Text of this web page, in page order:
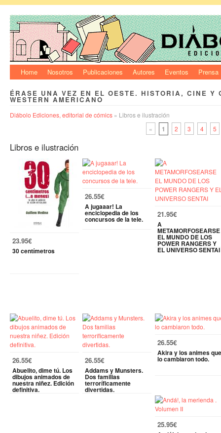
Home Nosotros Publicaciones Autores Eventos Prensa
ÉRASE UNA VEZ EN EL OESTE. HISTORIA, CINE Y
WESTERN AMERICANO
Diábolo Ediciones, editorial de cómics » Libros e ilustración
«
1 2 3 4 5
Libros e ilustración
23.95€
30 centímetros
26.55€
A jugaaar! La
enciclopedia de los
concursos de la tele.
21.95€
A
METAMORFOSEARSE
EL MUNDO DE LOS
POWER RANGERS Y
EL UNIVERSO SENTAI
26.55€
Abuelito, dime tú. Los
dibujos animados de
nuestra niñez. Edición
definitiva.
26.55€
Addams y Munsters.
Dos familias
terroríficamente
divertidas.
26.55€
Akira y los animes que
lo cambiaron todo.
25.95€